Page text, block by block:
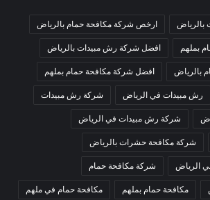
ارخص شركة مكافحة حمام بالرياض
بملهم افضل شركة رش مبيدات بالرياض
بالرياض افضل شركة مكافحة حمام بملهم
رش مبيدات في الرياض شركة رش مبيدات
شركة رش مبيدات في الرياض
شركة مكافحة حشرات بالرياض
الرياض شركة مكافحة حمام
مكافحة حمام بملهم مكافحة حمام في ملهم